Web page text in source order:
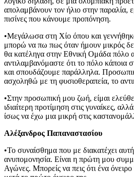
απολαμβάνουν τον ήλιο στην παραλία,
πισίνες που κάνουμε προπόνηση.
•Μεγάλωσα στη Χίο όπου και
μπορώ να πω πως όταν ήμουν μικρός
θα κατέληγα στην Εθνική Ομάδα πόλο
αντιλαμβανόμαστε ότι το πόλο κάποια
και σπουδάζουμε παράλληλα.
ασχοληθώ με τη φυσιοθεραπεία, το
•Στην προσωπική μου ζωή, είμαι
ιδιαίτερη προτίμηση στις γυναίκες,
ίσως να έχω μια μικρή στις
Αλέξανδρος Παπαναστασίου
•Το συναίσθημα που με διακατέχει
ανυπομονησία. Είναι η πρώτη μου
Αγώνες. Μπορείς να πεις ότι ένα όνειρο